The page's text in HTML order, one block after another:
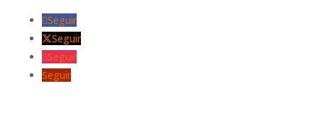
Seguir
Seguir
Seguir
Seguir